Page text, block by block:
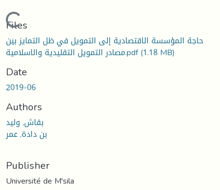
Loading...
Files
حاجة المؤسسة الاقتصادية إلى التمويل في ظل التمايز بين
مصادر التمويل التقليدية والاسلامية.pdf(1.18 MB)
Date
2019-06
Authors
بقاش, وليد
بن دادة, عمر
Publisher
Université de M'sila